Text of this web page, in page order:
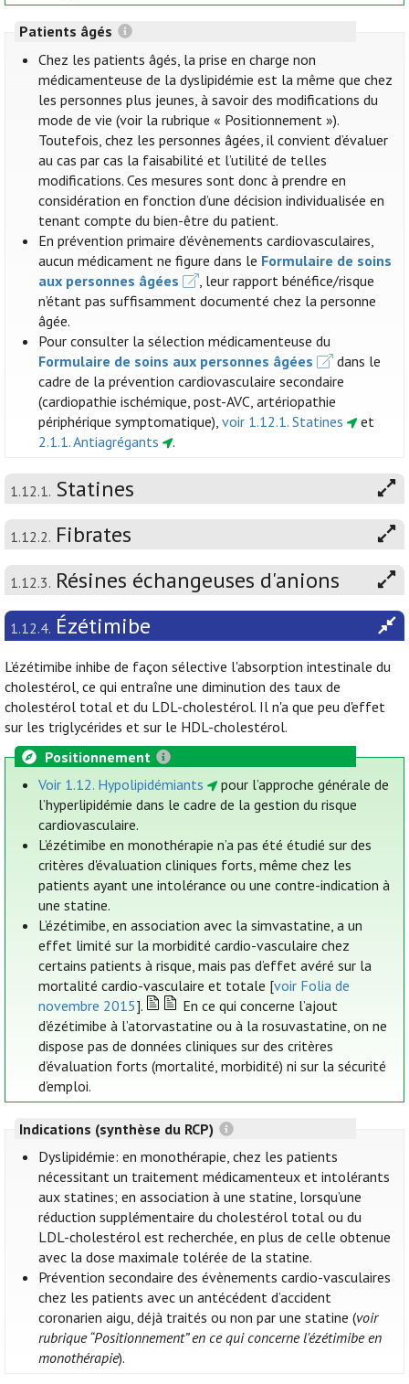
Patients âgés
Chez les patients âgés, la prise en charge non
médicamenteuse de la dyslipidémie est la même que chez
les personnes plus jeunes, à savoir des modifications du
mode de vie (voir la rubrique « Positionnement »).
Toutefois, chez les personnes âgées, il convient d’évaluer
au cas par cas la faisabilité et l’utilité de telles
modifications. Ces mesures sont donc à prendre en
considération en fonction d’une décision individualisée en
tenant compte du bien-être du patient.
En prévention primaire d’évènements cardiovasculaires,
aucun médicament ne figure dans le Formulaire de soins
aux personnes âgées
, leur rapport bénéfice/risque
n’étant pas suffisamment documenté chez la personne
âgée.
Pour consulter la sélection médicamenteuse du
Formulaire de soins aux personnes âgées
dans le
cadre de la prévention cardiovasculaire secondaire
(cardiopathie ischémique, post-AVC, artériopathie
périphérique symptomatique),voir 1.12.1. Statines
et
2.1.1. Antiagrégants
.
1.12.1. Statines
1.12.2. Fibrates
1.12.3. Résines échangeuses d'anions
1.12.4. Ézétimibe
L’ézétimibe inhibe de façon sélective l'absorption intestinale du
cholestérol, ce qui entraîne une diminution des taux de
cholestérol total et du LDL-cholestérol. Il n'a que peu d'effet
sur les triglycérides et sur le HDL-cholestérol.
Positionnement
Voir 1.12. Hypolipidémiants
pour l’approche générale de
l’hyperlipidémie dans le cadre de la gestion du risque
cardiovasculaire.
L’ézétimibe en monothérapie n’a pas été étudié sur des
critères d'évaluation cliniques forts, même chez les
patients ayant une intolérance ou une contre-indication à
une statine.
L’ézétimibe, en association avec la simvastatine, a un
effet limité sur la morbidité cardio-vasculaire chez
certains patients à risque, mais pas d’effet avéré sur la
mortalité cardio-vasculaire et totale [voir Folia de
novembre 2015].
En ce qui concerne l’ajout
d’ézétimibe à l’atorvastatine ou à la rosuvastatine, on ne
dispose pas de données cliniques sur des critères
d’évaluation forts (mortalité, morbidité) ni sur la sécurité
d’emploi.
Indications (synthèse du RCP)
Dyslipidémie: en monothérapie, chez les patients
nécessitant un traitement médicamenteux et intolérants
aux statines; en association à une statine, lorsqu’une
réduction supplémentaire du cholestérol total ou du
LDL-cholestérol est recherchée, en plus de celle obtenue
avec la dose maximale tolérée de la statine.
Prévention secondaire des évènements cardio-vasculaires
chez les patients avec un antécédent d’accident
coronarien aigu, déjà traités ou non par une statine (voir
rubrique “Positionnement” en ce qui concerne l'ézétimibe en
monothérapie).